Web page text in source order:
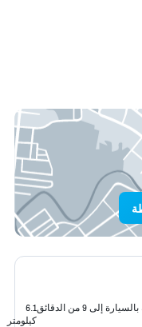
إلى 9 من الدقائق
6.1
كيلومتر